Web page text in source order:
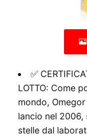
✅
LOTTO: Come
mondo,
lancio nel
stelle dal